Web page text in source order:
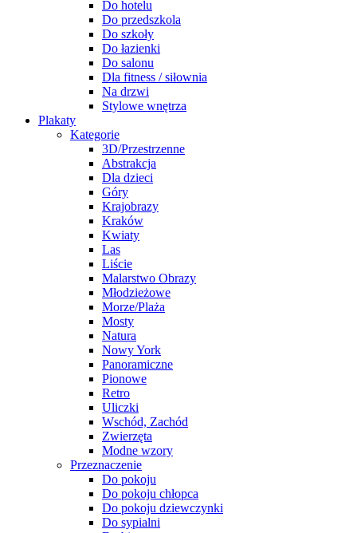
Do hotelu
Do przedszkola
Do szkoły
Do łazienki
Do salonu
Dla fitness / siłownia
Na drzwi
Stylowe wnętrza
Plakaty
Kategorie
3D/Przestrzenne
Abstrakcja
Dla dzieci
Góry
Krajobrazy
Kraków
Kwiaty
Las
Liście
Malarstwo Obrazy
Młodzieżowe
Morze/Plaża
Mosty
Natura
Nowy York
Panoramiczne
Pionowe
Retro
Uliczki
Wschód, Zachód
Zwierzęta
Modne wzory
Przeznaczenie
Do pokoju
Do pokoju chłopca
Do pokoju dziewczynki
Do sypialni